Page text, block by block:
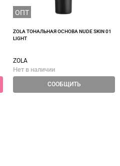
ОПТ
ZOLA ТОНАЛЬНАЯ ОСНОВА NUDE SKIN 01
LIGHT
ZOLA
Нет в наличии
СООБЩИТЬ